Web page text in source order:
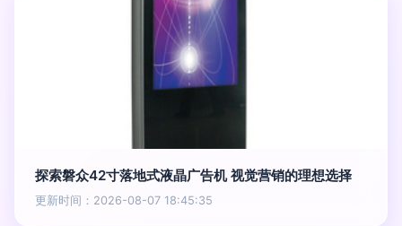
探索磐众42寸落地式液晶广告机 视觉营销的理想选择
更新时间：2026-08-07 18:45:35